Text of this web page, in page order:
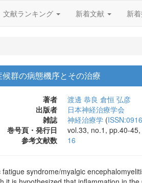
文献ランキング 新着文献 新
群の病態機序とその治療
著者 渡邊 恭良 倉恒 弘彦
出版者
日本神経治療学会
雑誌
神経治療学 (
巻号頁・発行日
vol.33, no.1, pp.40-
参考文献数
16
fatigue syndrome/myalgic